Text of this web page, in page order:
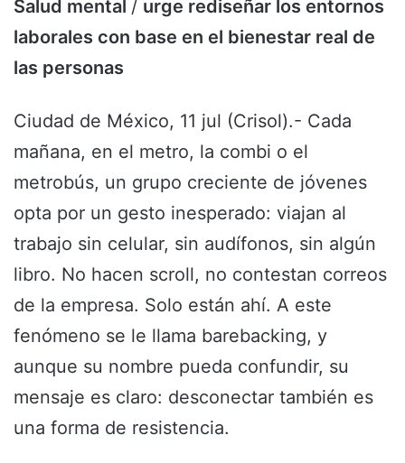
Salud mental / urge rediseñar los entornos
laborales con base en el bienestar real de
las personas
Ciudad de México, 11 jul (Crisol).- Cada
mañana, en el metro, la combi o el
metrobús, un grupo creciente de jóvenes
opta por un gesto inesperado: viajan al
trabajo sin celular, sin audífonos, sin algún
libro. No hacen scroll, no contestan correos
de la empresa. Solo están ahí. A este
fenómeno se le llama barebacking, y
aunque su nombre pueda confundir, su
mensaje es claro: desconectar también es
una forma de resistencia.